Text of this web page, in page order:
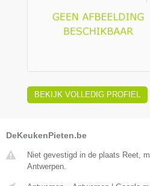
BEKIJK VOLLEDIG PROFIEL
DeKeukenPieten.be
Niet gevestigd in de plaats Reet,
Antwerpen.